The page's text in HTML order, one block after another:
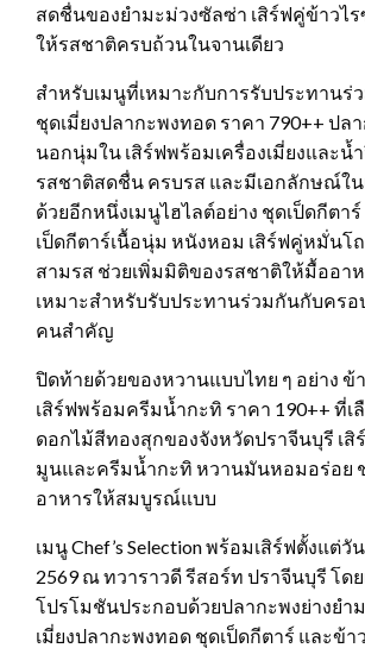
สดชื่นของยำมะม่วงซัลซ่า เสิร์ฟคู่ข้าวไร
ให้รสชาติครบถ้วนในจานเดียว
สำหรับเมนูที่เหมาะกับการรับประทานร่
ชุดเมี่ยงปลากะพงทอด ราคา 790++ ปล
นอกนุ่มใน เสิร์ฟพร้อมเครื่องเมี่ยงและน้
รสชาติสดชื่น ครบรส และมีเอกลักษณ์ใน
ด้วยอีกหนึ่งเมนูไฮไลต์อย่าง ชุดเป็ดกีตาร์
เป็ดกีตาร์เนื้อนุ่ม หนังหอม เสิร์ฟคู่หมั่นโ
สามรส ช่วยเพิ่มมิติของรสชาติให้มื้ออา
เหมาะสำหรับรับประทานร่วมกันกับครอ
คนสำคัญ
ปิดท้ายด้วยของหวานแบบไทย ๆ อย่าง ข้
เสิร์ฟพร้อมครีมน้ำกะทิ ราคา 190++ ที่เ
ดอกไม้สีทองสุกของจังหวัดปราจีนบุรี เสิ
มูนและครีมน้ำกะทิ หวานมันหอมอร่อย
อาหารให้สมบูรณ์แบบ
เมนู Chef’s Selection พร้อมเสิร์ฟตั้งแต่
2569 ณ ทวาราวดี รีสอร์ท ปราจีนบุรี โด
โปรโมชันประกอบด้วยปลากะพงย่างยำ
เมี่ยงปลากะพงทอด ชุดเป็ดกีตาร์ และข้า